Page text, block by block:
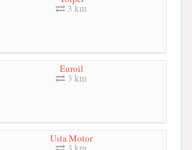
3 km
Euroil
3 km
Usta Motor